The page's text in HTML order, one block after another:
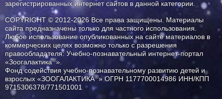
зарегистрированных интернет сайтов в данной категории.
COPYRIGHT © 2012-2026 Все права защищены. Материалы
сайта предназначены только для частного использования.
Любое использование опубликованных на сайте материалов в
коммерческих целях возможно только с разрешения
правообладателя: Учебно-познавательный интернет-портал
«Зоогалактика®».
Фонд содействия учебно-познавательному развитию детей и
взрослых «ЗООГАЛАКТИКА®» ОГРН 1177700014986 ИНН/КПП
9715306378/771501001